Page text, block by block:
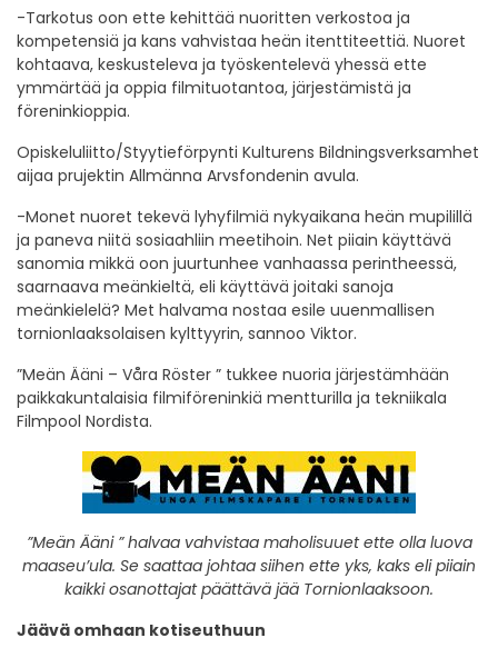
-Tarkotus oon ette kehittää nuoritten verkostoa ja
kompetensiä ja kans vahvistaa heän itenttiteettiä. Nuoret
kohtaava, keskusteleva ja työskentelevä yhessä ette
ymmärtää ja oppia filmituotantoa, järjestämistä ja
föreninkioppia.
Opiskeluliitto/Styytieförpynti Kulturens Bildningsverksamhet
aijaa prujektin Allmänna Arvsfondenin avula.
-Monet nuoret tekevä lyhyfilmiä nykyaikana heän mupilillä
ja paneva niitä sosiaahliin meetihoin. Net piiain käyttävä
sanomia mikkä oon juurtunhee vanhaassa perintheessä,
saarnaava meänkieltä, eli käyttävä joitaki sanoja
meänkielelä? Met halvama nostaa esile uuenmallisen
tornionlaaksolaisen kylttyyrin, sannoo Viktor.
”Meän Ääni – Våra Röster ” tukkee nuoria järjestämhään
paikkakuntalaisia filmiföreninkiä mentturilla ja tekniikala
Filmpool Nordista.
”Meän Ääni ” halvaa vahvistaa maholisuuet ette olla luova
maaseu’ula. Se saattaa johtaa siihen ette yks, kaks eli piiain
kaikki osanottajat päättävä jää Tornionlaaksoon.
Jäävä omhaan kotiseuthuun